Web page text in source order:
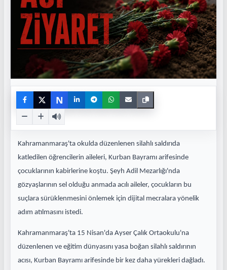
N
Kahramanmaraş'ta okulda düzenlenen silahlı saldırıda
katledilen öğrencilerin aileleri, Kurban Bayramı arifesinde
çocuklarının kabirlerine koştu. Şeyh Adil Mezarlığı'nda
gözyaşlarının sel olduğu anmada acılı aileler, çocukların bu
suçlara sürüklenmesini önlemek için dijital mecralara yönelik
adım atılmasını istedi.
Kahramanmaraş'ta 15 Nisan'da Ayser Çalık Ortaokulu'na
düzenlenen ve eğitim dünyasını yasa boğan silahlı saldırının
acısı, Kurban Bayramı arifesinde bir kez daha yürekleri dağladı.